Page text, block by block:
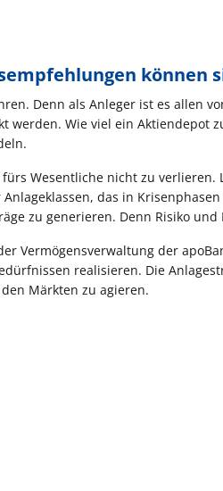
können
Denn als Anleger ist es allen
werden. Wie viel ein Aktiendepot
Wesentliche nicht zu
das in
zu generieren. Denn Risiko und
Vermögensverwaltung der
realisieren. Die
Märkten zu agieren.